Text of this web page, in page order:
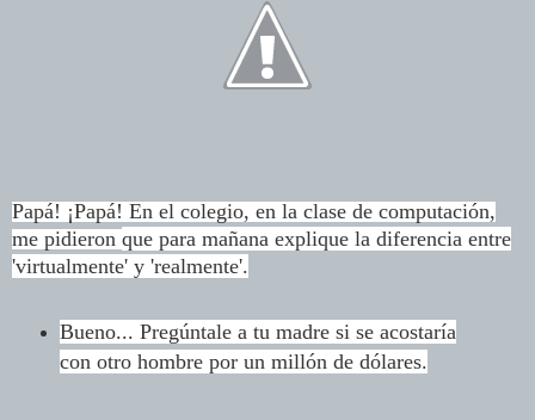
Papá! ¡Papá! En el colegio, en la clase de computación,
me pidieron que para mañana explique la diferencia entre
'virtualmente' y 'realmente'.
Bueno... Pregúntale a tu madre si se acostaría
con otro hombre por un millón de dólares.